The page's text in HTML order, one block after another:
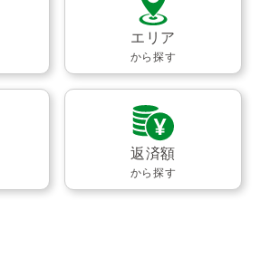
エリア
から探す
返済額
から探す